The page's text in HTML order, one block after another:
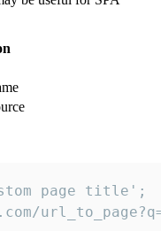
page title';